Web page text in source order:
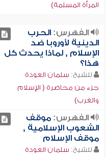
المرأة المسلمة)
الفهرس:الحرب
الدينية لأوروبا ضد
الإسلام , لماذا يحدث كل
هذا؟
للشيخ: سلمان العودة
جزء من محاضرة ( الإسلام
والغرب)
الفهرس:موقف
الشعوب الإسلامية ,
موقف الإسلام
للشيخ: سلمان العودة